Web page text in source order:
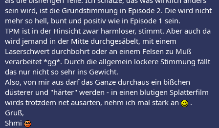
sein wird, ist die Grundstimmung in Episode 2. Die wird nicht
mehr so hell, bunt und positiv wie in Episode 1 sein.
TPM ist in der Hinsicht zwar harmloser, stimmt. Aber auch da
wird jemand in der Mitte durchgesäbelt, mit einem
Laserschwert durchbohrt oder an einem Felsen zu Muß
verarbeitet *gg*. Durch die allgemein lockere Stimmung fällt
das nur nicht so sehr ins Gewicht.
Also, von mir aus darf das Ganze durchaus ein bißchen
düsterer und "härter" werden - in einen blutigen Splatterfilm
wirds trotzdem net ausarten, nehm ich mal stark an
.
Gruß,
Shmi